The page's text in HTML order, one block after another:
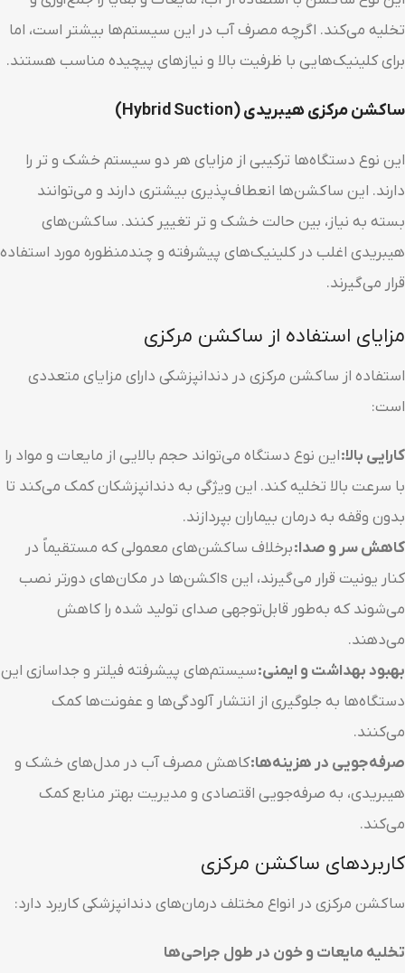
تخلیه می‌کند. اگرچه مصرف آب در این سیستم‌ها بیشتر است، اما
برای کلینیک‌هایی با ظرفیت بالا و نیازهای پیچیده مناسب هستند.
ساکشن مرکزی هیبریدی (Hybrid Suction)
این نوع دستگاه‌ها ترکیبی از مزایای هر دو سیستم خشک و تر را
دارند. این ساکشن‌ها انعطاف‌پذیری بیشتری دارند و می‌توانند
بسته به نیاز، بین حالت خشک و تر تغییر کنند. ساکشن‌های
هیبریدی اغلب در کلینیک‌های پیشرفته و چندمنظوره مورد استفاده
قرار می‌گیرند.
مزایای استفاده از ساکشن مرکزی
استفاده از ساکشن مرکزی در دندانپزشکی دارای مزایای متعددی
است:
کارایی بالا:این نوع دستگاه می‌تواند حجم بالایی از مایعات و مواد را
با سرعت بالا تخلیه کند. این ویژگی به دندانپزشکان کمک می‌کند تا
بدون وقفه به درمان بیماران بپردازند.
کاهش سر و صدا:برخلاف ساکشن‌های معمولی که مستقیماً در
کنار یونیت قرار می‌گیرند، این sاکشن‌ها در مکان‌های دورتر نصب
می‌شوند که به‌طور قابل‌توجهی صدای تولید شده را کاهش
می‌دهند.
بهبود بهداشت و ایمنی:سیستم‌های پیشرفته فیلتر و جداسازی این
دستگاه‌ها به جلوگیری از انتشار آلودگی‌ها و عفونت‌ها کمک
می‌کنند.
صرفه‌جویی در هزینه‌ها:کاهش مصرف آب در مدل‌های خشک و
هیبریدی، به صرفه‌جویی اقتصادی و مدیریت بهتر منابع کمک
می‌کند.
کاربردهای ساکشن مرکزی
ساکشن مرکزی در انواع مختلف درمان‌های دندانپزشکی کاربرد دارد:
تخلیه مایعات و خون در طول جراحی‌ها